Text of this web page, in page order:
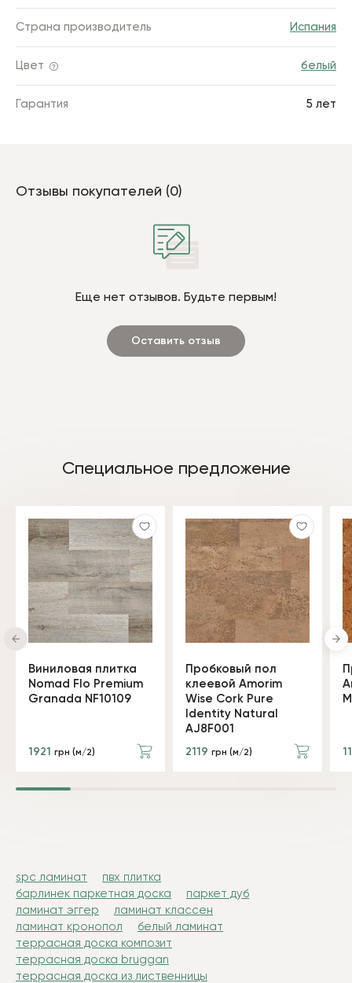
Страна производитель Испания
Цвет белый
Гарантия 5 лет
Отзывы покупателей (0)
Еще нет отзывов. Будьте первым!
Оставить отзыв
Специальное предложение
Виниловая плитка
Nomad Flo Premium
Granada NF10109
1921 грн (м/2)
Пробковый пол
клеевой Amorim
Wise Cork Pure
Identity Natural
AJ8F001
2119 грн (м/2)
spc ламинат
пвх плитка
барлинек паркетная доска
паркет дуб
ламинат эггер
ламинат классен
ламинат кронопол
белый ламинат
террасная доска композит
террасная доска bruggan
террасная доска из лиственницы